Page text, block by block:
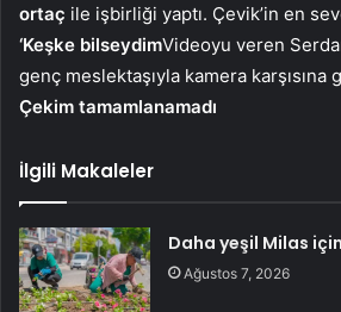
ortaç ile işbirliği yaptı. Çevik’in en
‘Keşke bilseydimVideoyu veren
genç meslektaşıyla kamera karşısına
Çekim tamamlanamadı
İlgili Makaleler
Daha yeşil Milas
Ağustos 7, 2026